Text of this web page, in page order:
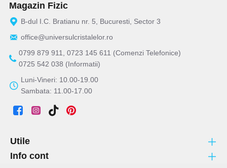
Magazin Fizic
B-dul I.C. Bratianu nr. 5, Bucuresti, Sector 3
office@universulcristalelor.ro
0799 879 911, 0723 145 611 (Comenzi Telefonice)
0725 542 038 (Informatii)
Luni-Vineri: 10.00-19.00
Sambata: 11.00-17.00
Utile
Info cont